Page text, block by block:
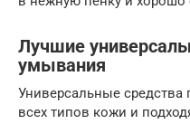
Лучшие
умывания
Универсальные
всех типов кожи и